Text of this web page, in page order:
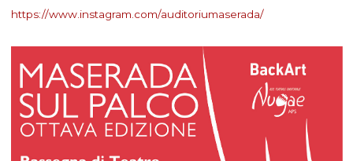
https://www.instagram.com/auditoriumaserada/